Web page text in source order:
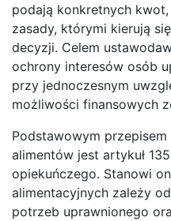
podają konkretnych
zasady, którymi kierują
decyzji. Celem
ochrony interesów osób
przy jednoczesnym
możliwości finansowych
Podstawowym
alimentów jest artykuł
opiekuńczego. Stanowi
alimentacyjnych zależy
potrzeb uprawnionego